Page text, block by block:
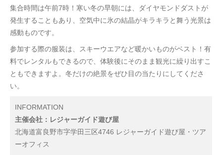
集合時間は午前7時！寒い冬の早朝には、ダイヤモンドダストが
発生することもあり、空気中に氷の結晶がキラキラと舞う光景は
感動ものです。
参加する際の服装は、スキーウエアなど暖かいものがベスト！有
料でレンタルもできるので、体験後にそのまま観光に繰り出すこ
ともできますよ。冬だけの絶景をぜひ目の当たりにしてくださ
い。
INFORMATION
主催会社：レジャーガイド遊び屋
北海道富良野市字学田三区4746 レジャーガイド遊び屋・ツア
ーオフィス